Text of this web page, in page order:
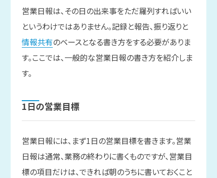
営業日報は、その日の出来事をただ羅列すればいい
というわけではありません。記録と報告、振り返りと
情報共有のベースとなる書き方をする必要がありま
す。ここでは、一般的な営業日報の書き方を紹介しま
す。
1日の営業目標
営業日報には、まず1日の営業目標を書きます。営業
日報は通常、業務の終わりに書くものですが、営業目
標の項目だけは、できれば朝のうちに書いておくこと